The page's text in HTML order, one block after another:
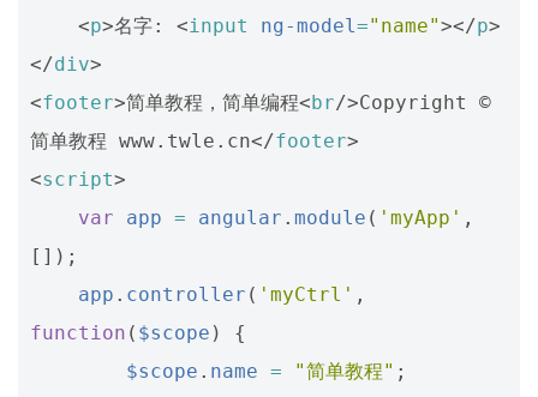
<p>名字: <input ng-model="name"></p>
</div>
<footer>简单教程，简单编程<br/>Copyright ©
简单教程 www.twle.cn</footer>
<script>
var
app = angular . module ( 'myApp' ,
[]);
app . controller ( 'myCtrl' ,
function ( $scope )
{
$scope . name = "简单教程" ;